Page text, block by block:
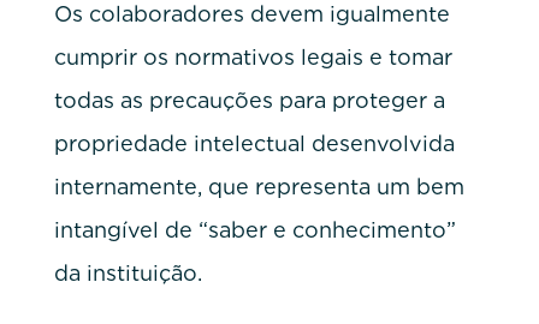
Os colaboradores devem igualmente
cumprir os normativos legais e tomar
todas as precauções para proteger a
propriedade intelectual desenvolvida
internamente, que representa um bem
intangível de “saber e conhecimento”
da instituição.